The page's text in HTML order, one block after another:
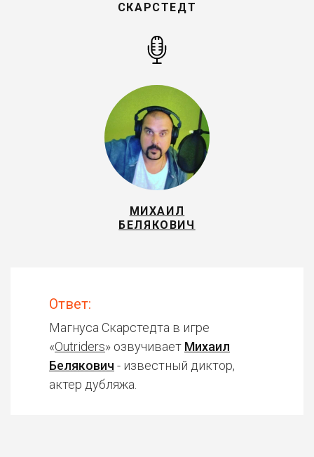
СКАРСТЕДТ
МИХАИЛ
БЕЛЯКОВИЧ
Ответ:
Магнуса Скарстедта в игре
«Outriders» озвучивает Михаил
Белякович - известный диктор,
актер дубляжа.